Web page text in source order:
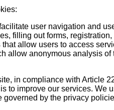
user navigation and
filling out forms,
that allow users to access
allow anonymous analysis
in compliance with Article
to improve our services.
governed by the privacy